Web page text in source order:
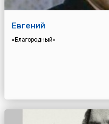
Евгений
«Благородный»